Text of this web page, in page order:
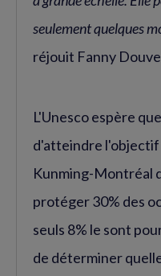
seulement quelques
réjouit Fanny
L'Unesco espère
d'atteindre l'objectif
Kunming-Montréal
protéger 30% des
seuls 8% le sont
de déterminer